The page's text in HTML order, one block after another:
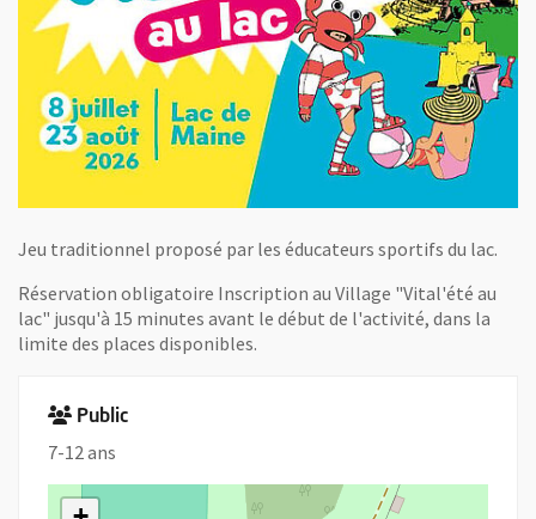
Jeu traditionnel proposé par les éducateurs sportifs du lac.
Réservation obligatoire Inscription au Village "Vital'été au
lac" jusqu'à 15 minutes avant le début de l'activité, dans la
limite des places disponibles.
Public
7-12 ans